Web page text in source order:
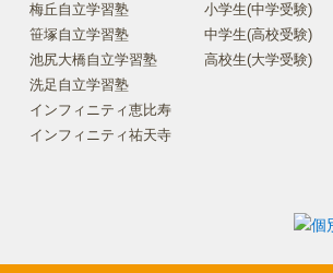
梅丘自立学習塾
笹塚自立学習塾
池尻大橋自立学習塾
洗足自立学習塾
インフィニティ恵比寿
インフィニティ祐天寺
小学生(中学受験)
中学生(高校受験)
高校生(大学受験)